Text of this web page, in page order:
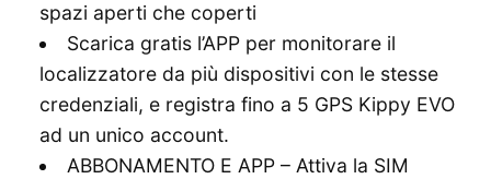
spazi aperti che coperti
Scarica gratis l’APP per monitorare il
localizzatore da più dispositivi con le stesse
credenziali, e registra fino a 5 GPS Kippy EVO
ad un unico account.
ABBONAMENTO E APP – Attiva la SIM